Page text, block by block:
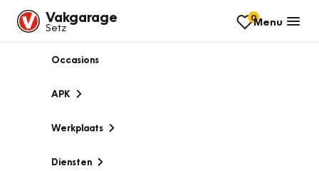
Vakgarage
Setz
0Menu
Occasions
APK
Werkplaats
Diensten